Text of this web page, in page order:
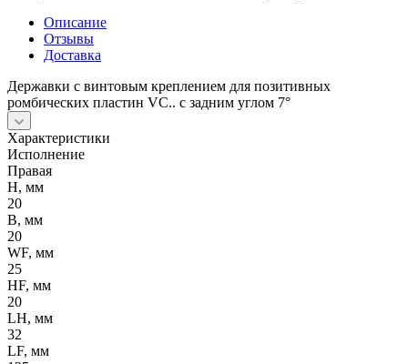
Описание
Отзывы
Доставка
Державки с винтовым креплением для позитивных
ромбических пластин VС.. с задним углом 7°
Характеристики
Исполнение
Правая
H, мм
20
B, мм
20
WF, мм
25
HF, мм
20
LH, мм
32
LF, мм